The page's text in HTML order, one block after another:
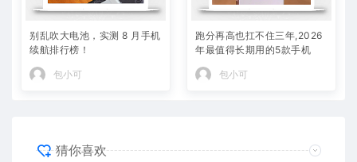
别乱吹大电池，实测 8 月手机
续航排行榜！
包小可
跑分再高也扛不住三年,2026
年最值得长期用的5款手机
包小可
猜你喜欢